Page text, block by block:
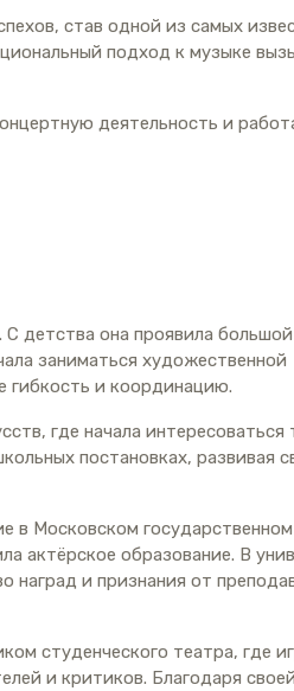
став одной из самых
подход к музыке
деятельность и
детства она проявила
заниматься художественной
гибкость и координацию.
где начала интересоваться
постановках, развивая
в Московском государственном
актёрское образование. В
наград и признания от
студенческого театра, где
и критиков. Благодаря